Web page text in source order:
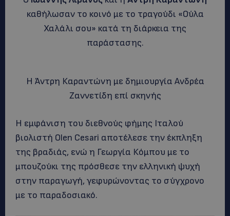
καθήλωσαν το κοινό με το τραγούδι «Ούλα
Χαλάλι σου» κατά τη διάρκεια της
παράστασης.
Η Άντρη Καραντώνη με δημιουργία Ανδρέα
Ζαννετίδη επί σκηνής
Η εμφάνιση του διεθνούς φήμης Ιταλού
βιολιστή Olen Cesari αποτέλεσε την έκπληξη
της βραδιάς, ενώ η Γεωργία Κόμπου με το
μπουζούκι της πρόσθεσε την ελληνική ψυχή
στην παραγωγή, γεφυρώνοντας το σύγχρονο
με το παραδοσιακό.